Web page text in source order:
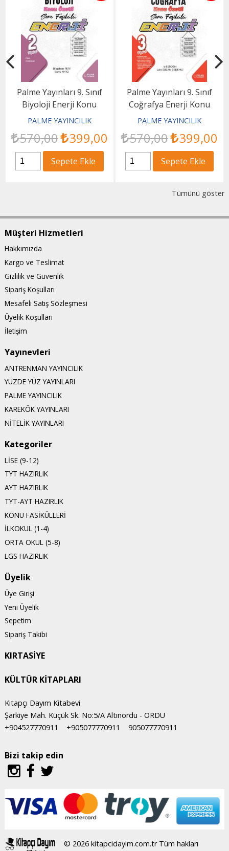
Palme Yayınları 9. Sınıf
Biyoloji Enerji Konu
Anlatımlı Soru Fasikülleri
PALME YAYINCILIK
570,00 399,00
Sepete Ekle
Palme Yayınları 9. Sınıf
Coğrafya Enerji Konu
Özetli Soru Fasikülleri
PALME YAYINCILIK
570,00 399,00
Sepete Ekle
Tümünü göster
Müşteri Hizmetleri
Hakkımızda
Kargo ve Teslimat
Gizlilik ve Güvenlik
Sipariş Koşulları
Mesafeli Satış Sözleşmesi
Üyelik Koşulları
İletişim
Yayınevleri
ANTRENMAN YAYINCILIK
YÜZDE YÜZ YAYINLARI
PALME YAYINCILIK
KAREKÖK YAYINLARI
NİTELİK YAYINLARI
Kategoriler
LİSE (9-12)
TYT HAZIRLIK
AYT HAZIRLIK
TYT-AYT HAZIRLIK
KONU FASİKÜLLERİ
İLKOKUL (1-4)
ORTA OKUL (5-8)
LGS HAZIRLIK
Üyelik
Üye Girişi
Yeni Üyelik
Sepetim
Sipariş Takibi
KIRTASİYE
KÜLTÜR KİTAPLARI
Kitapçı Dayım Kitabevi
Şarkiye Mah. Küçük Sk. No:5/A Altınordu - ORDU
+904527770911
+905077770911 905077770911
Bizi takip edin
© 2026 kitapcidayim.com.tr Tüm hakları